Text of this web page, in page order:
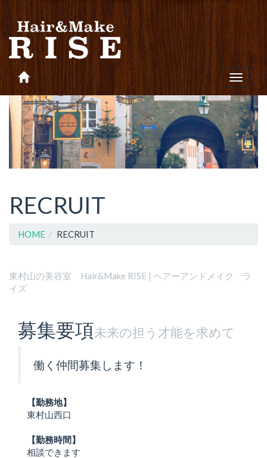
Toggle
RECRUIT
HOME RECRUIT
東村山の美容室 Hair&Make RISE | ヘアーアンドメイク ラ
イズ
募集要項未来の担う才能を求めて
働く仲間募集します！
【勤務地】
東村山西口
【勤務時間】
相談できます